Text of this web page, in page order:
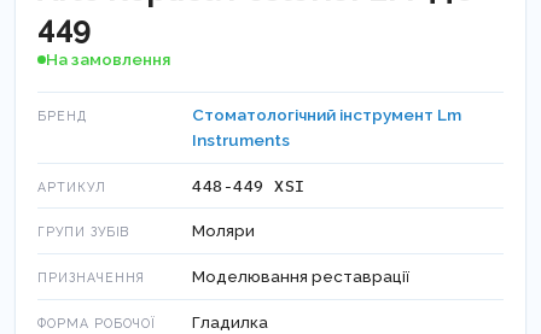
449
На замовлення
БРЕНД
Стоматологічний інструмент Lm
Instruments
АРТИКУЛ 448-449 XSI
ГРУПИ ЗУБІВ Моляри
ПРИЗНАЧЕННЯ Моделювання реставрації
ФОРМА РОБОЧОЇ
Гладилка